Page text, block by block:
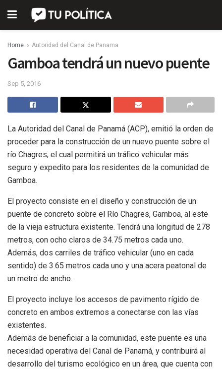
Home Autoridad del Canal de Panama
Gamboa tendrá un nuevo puente
Sep 5, 2016
La Autoridad del Canal de Panamá (ACP), emitió la orden de
proceder para la construcción de un nuevo puente sobre el
río Chagres, el cual permitirá un tráfico vehicular más
seguro y expedito para los residentes de la comunidad de
Gamboa.
El proyecto consiste en el diseño y construcción de un
puente de concreto sobre el Río Chagres, Gamboa, al este
de la vieja estructura existente. Tendrá una longitud de 278
metros, con ocho claros de 34.75 metros cada uno.
Además, dos carriles de tráfico vehicular (uno en cada
sentido) de 3.65 metros cada uno y una acera peatonal de
un metro de ancho.
El proyecto incluye los accesos de pavimento rígido de
concreto en ambos extremos a conectarse con las vías
existentes.
Además de beneficiar a la comunidad, este puente es una
necesidad operativa del Canal de Panamá, y contribuirá al
desarrollo del turismo ecológico en un área, que cuenta con